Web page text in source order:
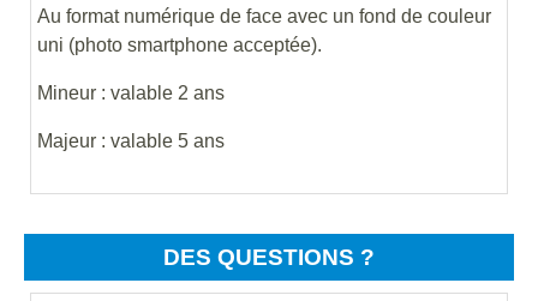
Au format numérique de face avec un fond de couleur
uni (photo smartphone acceptée).
Mineur : valable 2 ans
Majeur : valable 5 ans
DES QUESTIONS ?